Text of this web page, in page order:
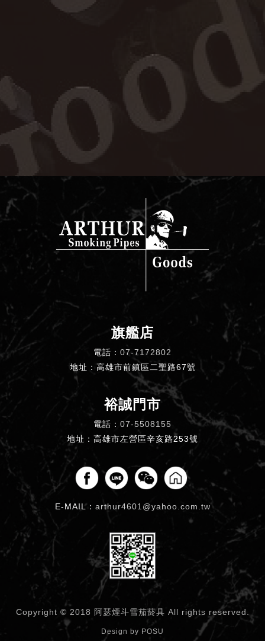
旗艦店
電話： 07-7172802
地址：高雄市前鎮區二聖路67號
裕誠門市
電話： 07-5508155
地址：高雄市左營區辛亥路253號
E-MAIL： arthur4601@yahoo.com.tw
Copyright © 2018 阿瑟煙斗雪茄菸具 All rights reserved.
Design by POSU